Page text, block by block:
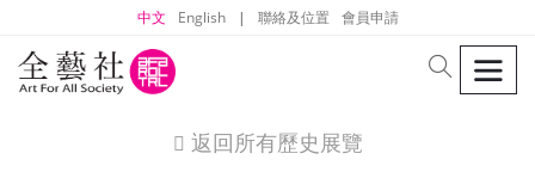
中文 English | 聯絡及位置 會員申請
search
icon
返回所有歷史展覽